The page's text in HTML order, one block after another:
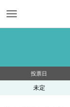
投票日
未定